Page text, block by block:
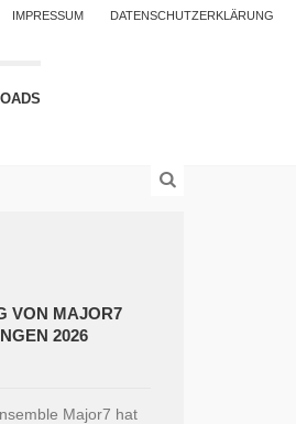
IMPRESSUM DATENSCHUTZERKLÄRUNG
MAJOR7 B
2026
Major7 hat